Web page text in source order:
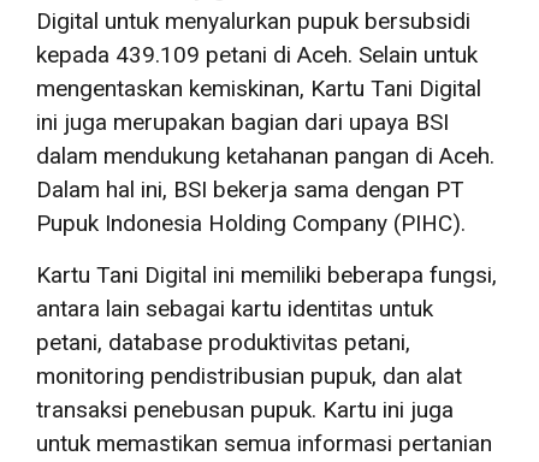
Digital untuk menyalurkan pupuk bersubsidi
kepada 439.109 petani di Aceh. Selain untuk
mengentaskan kemiskinan, Kartu Tani Digital
ini juga merupakan bagian dari upaya BSI
dalam mendukung ketahanan pangan di Aceh.
Dalam hal ini, BSI bekerja sama dengan PT
Pupuk Indonesia Holding Company (PIHC).
Kartu Tani Digital ini memiliki beberapa fungsi,
antara lain sebagai kartu identitas untuk
petani, database produktivitas petani,
monitoring pendistribusian pupuk, dan alat
transaksi penebusan pupuk. Kartu ini juga
untuk memastikan semua informasi pertanian